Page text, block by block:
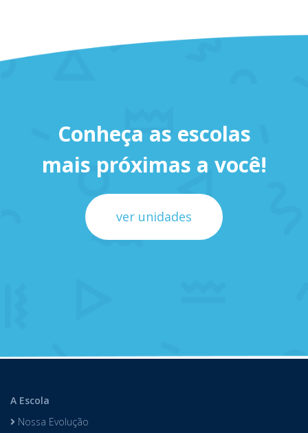
Conheça as escolas
mais próximas a você!
ver unidades
A Escola
Nossa Evolução